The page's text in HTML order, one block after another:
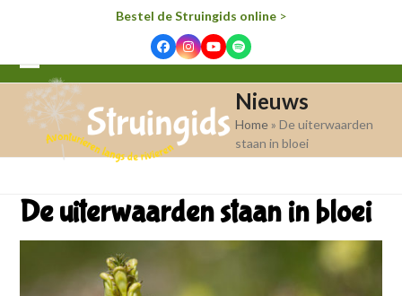
Bestel de Struingids online>
FacebookInstagram
YouTube
Spotify
Open
mobile
menu
Close
mobile
menu
Nieuws
Home »De uiterwaarden
staan in bloei
De uiterwaarden staan in bloei